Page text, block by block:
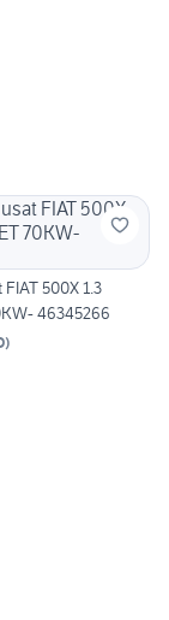
500X 1.3
46345266
)